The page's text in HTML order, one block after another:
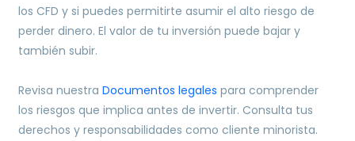
los CFD y si puedes permitirte asumir el alto riesgo de
perder dinero. El valor de tu inversión puede bajar y
también subir.
Revisa nuestraDocumentos legales para comprender
los riesgos que implica antes de invertir. Consulta tus
derechos y responsabilidades como cliente minorista.